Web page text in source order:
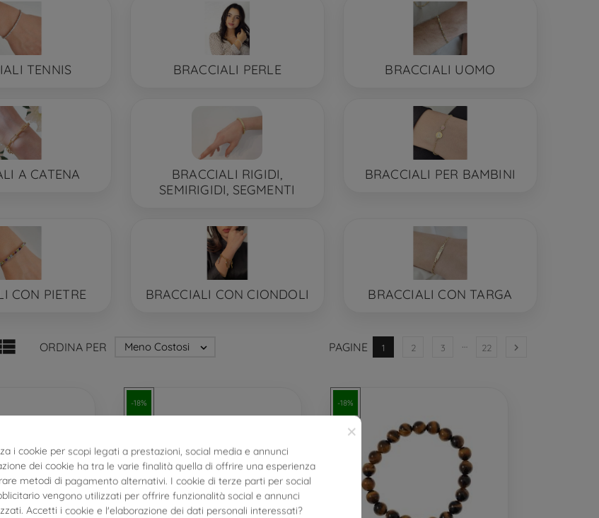
TENNIS BRACCIALI PERLE BRACCIALI UOMO
A CATENA
BRACCIALI RIGIDI,
SEMIRIGIDI, SEGMENTI
BRACCIALI PER BAMBINI
CON PIETRE BRACCIALI CON CIONDOLI BRACCIALI CON TARGA
ORDINA PER Meno Costosi  PAGINE 1 2 3 … 22 
-18% -18%
×
i cookie per scopi legati a prestazioni, social media e annunci
dei cookie ha tra le varie finalità quella di offrire una esperienza
metodi di pagamento alternativi. I cookie di terze parti per social
vengono utilizzati per offrire funzionalità social e annunci
Accetti i cookie e l'elaborazione dei dati personali interessati?